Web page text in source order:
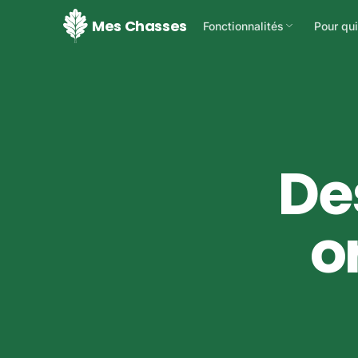
Mes Chasses Fonctionnalités
Gestion du domaine
Membres, droits et
Chasse solo & impro
Démarrez en 2 taps, sans
Pour